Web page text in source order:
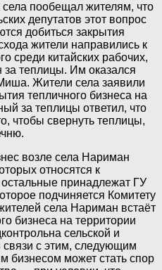
села пообещал жителям, что
депутатов этот вопрос
добиться закрытия
жители направились к
среди китайских рабочих,
за теплицы. Им оказался
Жители села заявили
тепличного бизнеса на
за теплицы ответил, что
чтобы свернуть теплицы,
возле села Нариман
относятся к
принадлежат ГУ
подчиняется Комитету
села Нариман встаёт
бизнеса на территории
сельской и
с этим, следующим
бизнесом может стать спор